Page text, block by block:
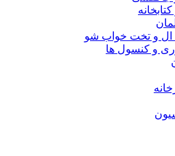
ال و تخت خواب شو
و کنسول ها